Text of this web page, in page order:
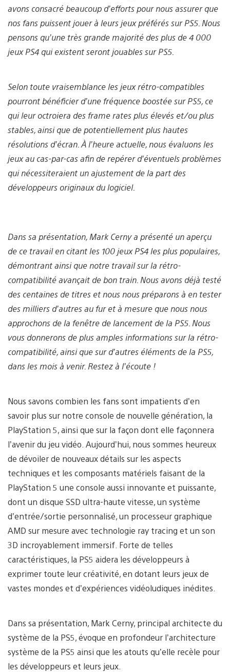
avons consacré beaucoup d’efforts pour nous assurer que
nos fans puissent jouer à leurs jeux préférés sur PS5. Nous
pensons qu’une très grande majorité des plus de 4 000
jeux PS4 qui existent seront jouables sur PS5.
Selon toute vraisemblance les jeux rétro-compatibles
pourront bénéficier d’une fréquence boostée sur PS5, ce
qui leur octroiera des frame rates plus élevés et/ou plus
stables, ainsi que de potentiellement plus hautes
résolutions d’écran. À l’heure actuelle, nous évaluons les
jeux au cas-par-cas afin de repérer d’éventuels problèmes
qui nécessiteraient un ajustement de la part des
développeurs originaux du logiciel.
Dans sa présentation, Mark Cerny a présenté un aperçu
de ce travail en citant les 100 jeux PS4 les plus populaires,
démontrant ainsi que notre travail sur la rétro-
compatibilité avançait de bon train. Nous avons déjà testé
des centaines de titres et nous nous préparons à en tester
des milliers d’autres au fur et à mesure que nous nous
approchons de la fenêtre de lancement de la PS5. Nous
vous donnerons de plus amples informations sur la rétro-
compatibilité, ainsi que sur d’autres éléments de la PS5,
dans les mois à venir. Restez à l’écoute !
Nous savons combien les fans sont impatients d’en
savoir plus sur notre console de nouvelle génération, la
PlayStation 5, ainsi que sur la façon dont elle façonnera
l’avenir du jeu vidéo. Aujourd’hui, nous sommes heureux
de dévoiler de nouveaux détails sur les aspects
techniques et les composants matériels faisant de la
PlayStation 5 une console aussi innovante et puissante,
dont un disque SSD ultra-haute vitesse, un système
d’entrée/sortie personnalisé, un processeur graphique
AMD sur mesure avec technologie ray tracing et un son
3D incroyablement immersif. Forte de telles
caractéristiques, la PS5 aidera les développeurs à
exprimer toute leur créativité, en dotant leurs jeux de
vastes mondes et d’expériences vidéoludiques inédites.
Dans sa présentation, Mark Cerny, principal architecte du
système de la PS5, évoque en profondeur l’architecture
système de la PS5 ainsi que les atouts qu’elle recèle pour
les développeurs et leurs jeux.